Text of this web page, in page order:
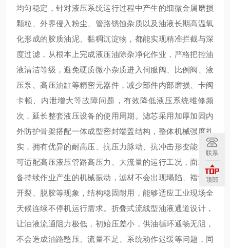
均匀稳定，针对液压系统运行过程中产生的细微金属磨损
颗粒、外界侵入粉尘、管路锈蚀杂质以及油液长期高温氧
化形成的胶质油泥、黏稠沉淀物，都能实现精准拦截与深
度过滤，从根本上完成液压油除杂净化作业，严格把控油
液清洁等级，避免硬质微小杂质进入伺服阀、比例阀、液
压泵、高压油缸等精密元器件，减少部件内部磨损、卡阀
卡顿、内泄增大等故障问题，有效降低液压系统维修频
次，延长整套液压设备的使用周期。滤芯采用加厚加固内
外防护骨架搭配一体成型密封端盖结构，整体机械强度扎
实，拥有优异的耐高压、抗压力脉动、抗冲击形变能力，
可适配高压液压管路高压力、大流量的运行工况，面对设
备持续作业产生的机械振动，滤材不会出现塌陷、褶皱、
开裂、脱胶等现象，结构稳固耐用，能够适应工业现场全
天候连续不停机运行需求。折叠式流线型油液通道设计，
让油液流通阻力极低，初始压差小，供油循环通畅无阻，
不会造成油路憋压、流量不足、系统动作迟缓等问题，同
联系
顶部